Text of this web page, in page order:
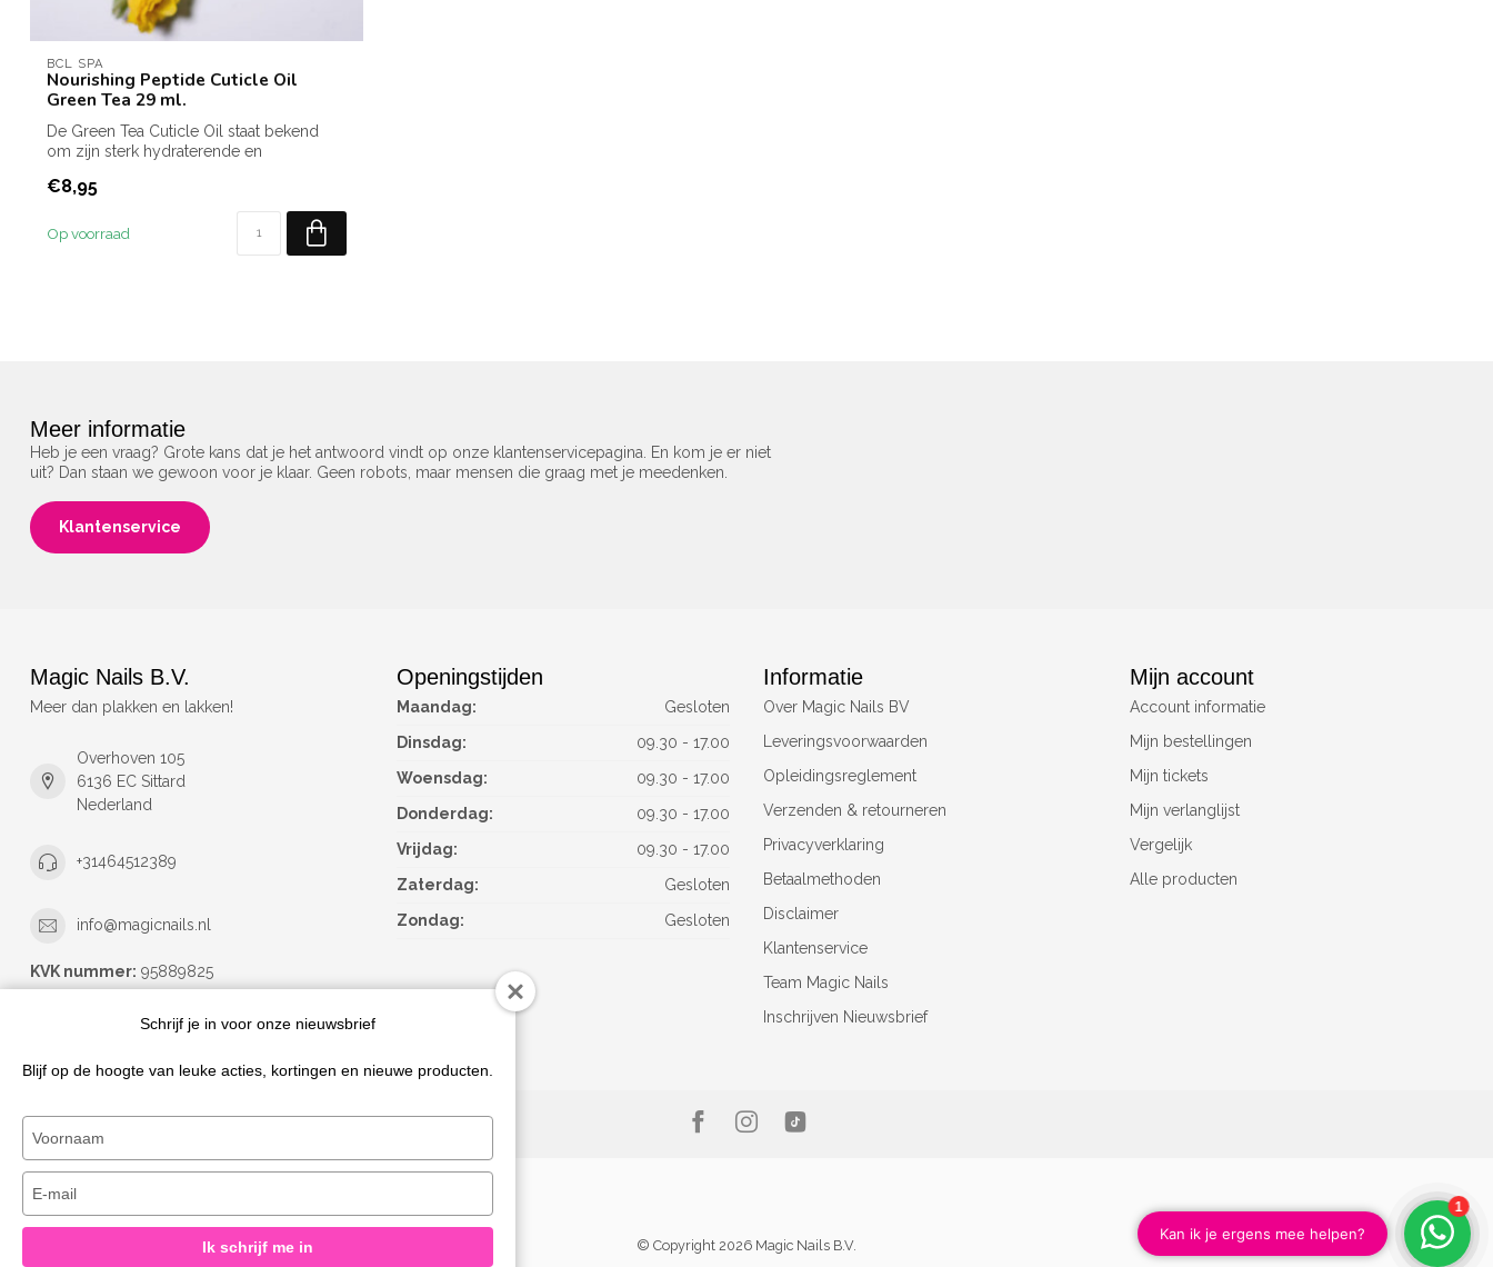
BCL SPA
Nourishing Peptide Cuticle Oil
Green Tea 29 ml.
De Green Tea Cuticle Oil staat bekend
om zijn sterk hydraterende en
€8,95
Op voorraad
Meer informatie
Heb je een vraag? Grote kans dat je het antwoord vindt op onze klantenservicepagina. En kom je er niet
uit? Dan staan we gewoon voor je klaar. Geen robots, maar mensen die graag met je meedenken.
Klantenservice
Magic Nails B.V.
Meer dan plakken en lakken!
Overhoven 105
6136 EC Sittard
Nederland
+31464512389
info@magicnails.nl
KVK nummer: 95889825
Openingstijden
Maandag:
Gesloten
Dinsdag:
09.30 - 17.00
Woensdag:
09.30 - 17.00
Donderdag:
09.30 - 17.00
Vrijdag:
09.30 - 17.00
Zaterdag:
Gesloten
Zondag:
Gesloten
Informatie
Over Magic Nails BV
Leveringsvoorwaarden
Opleidingsreglement
Verzenden & retourneren
Privacyverklaring
Betaalmethoden
Disclaimer
Klantenservice
Team Magic Nails
Inschrijven Nieuwsbrief
Mijn account
Account informatie
Mijn bestellingen
Mijn tickets
Mijn verlanglijst
Vergelijk
Alle producten
© Copyright 2026 Magic Nails B.V.
Schrijf je in voor onze nieuwsbrief
Blijf op de hoogte van leuke acties, kortingen en nieuwe producten.
naam
e-
mailadres
Ik schrijf me in